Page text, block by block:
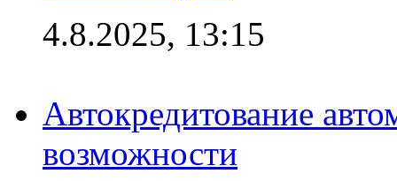
4.8.2025, 13:15
Автокредитование
возможности